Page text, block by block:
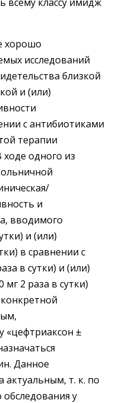
хорошо
исследований
близкой
и (или)
с антибиотиками
терапии
одного из
и
вводимого
и (или)
в сравнении с
в сутки) и (или)
2 раза в сутки)
«цефтриаксон ±
Данное
актуальным, т. к. по
обследования у